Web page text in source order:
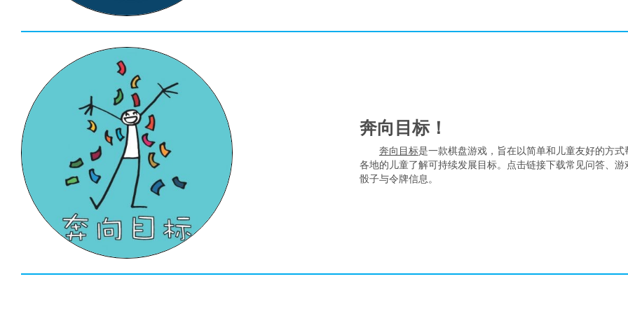
奔向目标！
奔向目标是一款棋盘游戏，旨在以简单和儿童友好的方式
各地的儿童了解可持续发展目标。点击链接下载常见问答、游
骰子与令牌信息。